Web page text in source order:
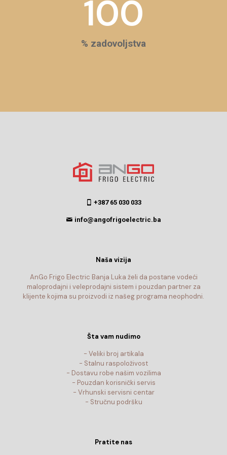
100
% zadovoljstva
+387 65 030 033
info@angofrigoelectric.ba
Naša vizija
AnGo Frigo Electric Banja Luka želi da postane vodeći
maloprodajni i veleprodajni sistem i pouzdan partner za
klijente kojima su proizvodi iz našeg programa neophodni.
Šta vam nudimo
- Veliki broj artikala
- Stalnu raspoloživost
- Dostavu robe našim vozilima
- Pouzdan korisnički servis
- Vrhunski servisni centar
- Stručnu podršku
Pratite nas